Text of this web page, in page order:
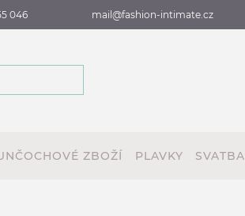
046 mail@fashion-intimate.cz
ZBOŽÍ PLAVKY SVATBA